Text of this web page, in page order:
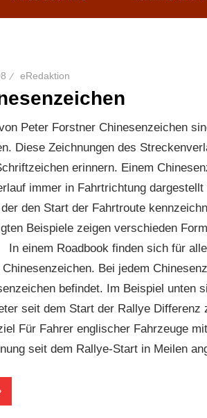
eRedaktion
Peter Forstner Chinesenzeichen
Diese Zeichnungen des
erinnern. Einem
immer in Fahrtrichtung
den Start der Fahrtroute
Beispiele zeigen verschieden
In einem Roadbook finden sich für
Bei jedem
befindet. Im Beispiel unten
seit dem Start der Rallye
Für Fahrer englischer Fahrzeuge
seit dem Rallye-Start in Meilen